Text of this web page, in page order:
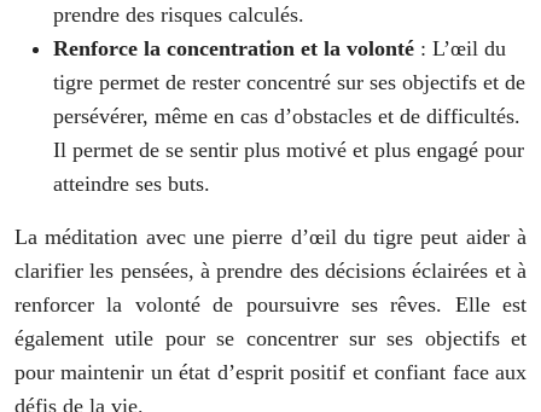
prendre des risques calculés.
Renforce la concentration et la volonté : L’œil du
tigre permet de rester concentré sur ses objectifs et de
persévérer, même en cas d’obstacles et de difficultés.
Il permet de se sentir plus motivé et plus engagé pour
atteindre ses buts.
La méditation avec une pierre d’œil du tigre peut aider à
clarifier les pensées, à prendre des décisions éclairées et à
renforcer la volonté de poursuivre ses rêves. Elle est
également utile pour se concentrer sur ses objectifs et
pour maintenir un état d’esprit positif et confiant face aux
défis de la vie.